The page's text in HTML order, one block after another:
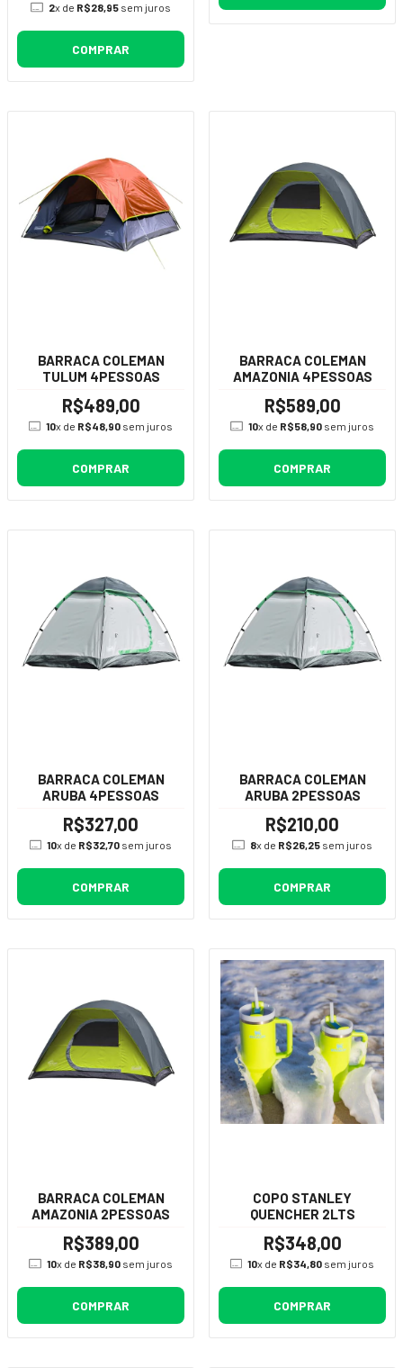
2x de R$28,95sem juros
COMPRAR
BARRACA COLEMAN
TULUM 4PESSOAS
R$489,00
10x de R$48,90 sem juros
COMPRAR
BARRACA COLEMAN
AMAZONIA 4PESSOAS
R$589,00
10x de R$58,90sem juros
COMPRAR
BARRACA COLEMAN
ARUBA 4PESSOAS
R$327,00
10x de R$32,70 sem juros
COMPRAR
BARRACA COLEMAN
ARUBA 2PESSOAS
R$210,00
8x de R$26,25sem juros
COMPRAR
BARRACA COLEMAN
AMAZONIA 2PESSOAS
R$389,00
10x de R$38,90sem juros
COMPRAR
COPO STANLEY
QUENCHER 2LTS
R$348,00
10x de R$34,80 sem juros
COMPRAR